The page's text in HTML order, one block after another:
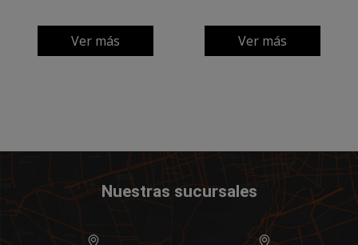
Ver más Ver más
Nuestras sucursales